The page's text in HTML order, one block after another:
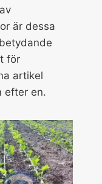
är dessa
för
artikel
efter en.